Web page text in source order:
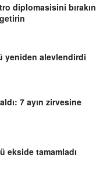
diplomasisini bırakın
yeniden alevlendirdi
7 ayın zirvesine
ekside tamamladı